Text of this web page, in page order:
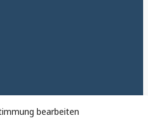
bearbeiten